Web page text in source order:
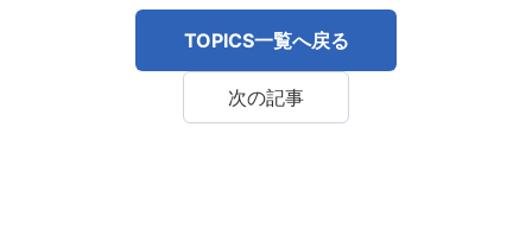
TOPICS一覧へ戻る
次の記事